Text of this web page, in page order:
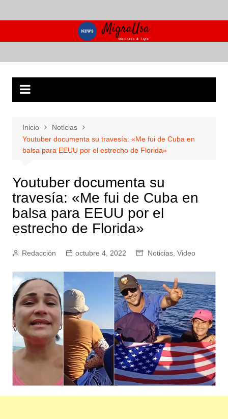
al
Inicio
Noticias
Youtuber documenta su travesía: «Me fui de Cuba en
balsa para EEUU por el estrecho de Florida»
Youtuber documenta su
travesía: «Me fui de Cuba en
balsa para EEUU por el
estrecho de Florida»
Redacción octubre 4, 2022 Noticias, Video